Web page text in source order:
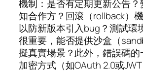
機制：是否有定期更新公告？
知合作方？回滾（rollback）
以防新版本引入bug？測試環
很重要，能否提供沙盒（
擬真實場景？此外，錯誤碼
加密方式（如OAuth 2.0或